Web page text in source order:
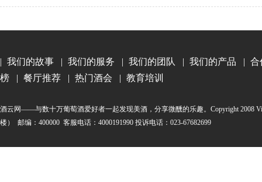
| 我们的故事 | 我们的服务 | 我们的团队 | 我们的产品 | 合
榜
| 餐厅推荐 | 热门酒会 | 教育培训
酒云网——与数十万葡萄酒爱好者一起发现美酒，分享微醺的乐趣。Copyright 2008
楼） 邮编：400000 客服电话：4000191990 投诉电话：023-67682699